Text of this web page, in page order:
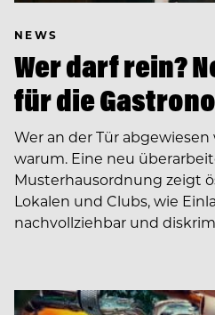
NEWS
Wer darf rein?
für die
Wer an der Tür abgewiesen
warum. Eine neu
Musterhausordnung zeigt
Lokalen und Clubs, wie
nachvollziehbar und